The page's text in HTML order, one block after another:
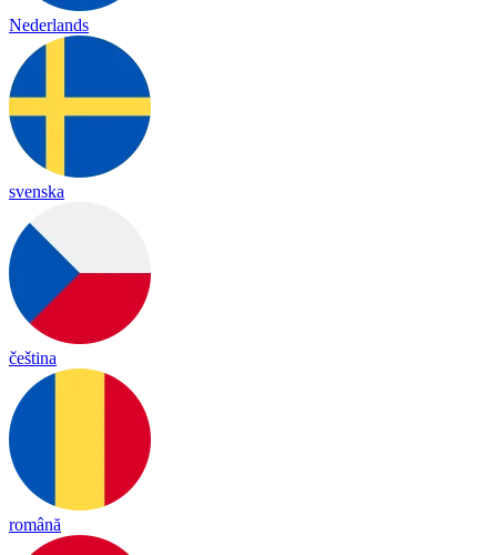
Nederlands
svenska
čeština
română